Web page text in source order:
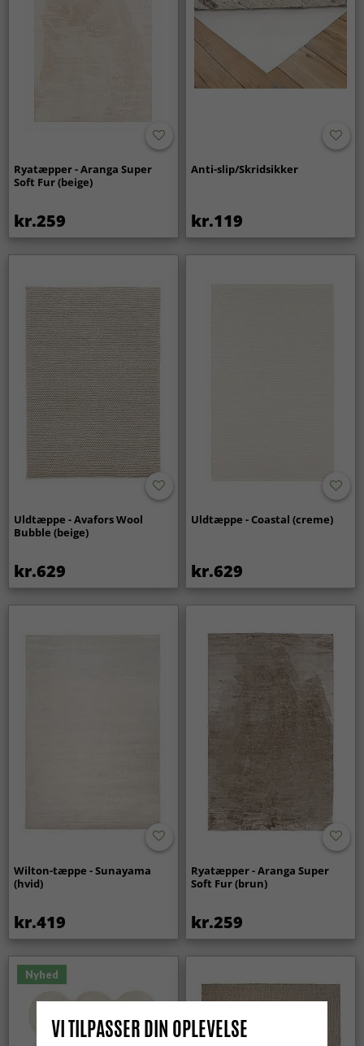
Ryatæpper - Aranga Super
Soft Fur (beige)
kr.259
Anti-slip/Skridsikker
kr.119
Uldtæppe - Avafors Wool
Bubble (beige)
kr.629
Uldtæppe - Coastal (creme)
kr.629
Wilton-tæppe - Sunayama
(hvid)
kr.419
Ryatæpper - Aranga Super
Soft Fur (brun)
kr.259
Nyhed
VI TILPASSER DIN OPLEVELSE